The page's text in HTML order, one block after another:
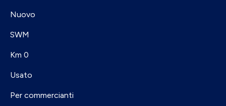
Nuovo
SWM
Km 0
Usato
Per commercianti